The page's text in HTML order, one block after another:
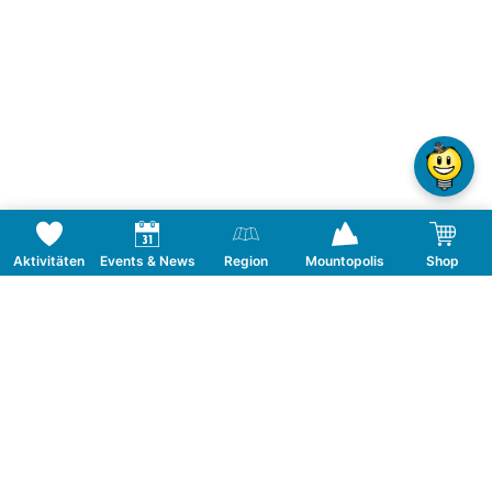
Aktivitäten Events & News Region Mountopolis Shop